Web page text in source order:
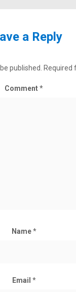
a Reply
published. Required
Comment*
Name*
Email *